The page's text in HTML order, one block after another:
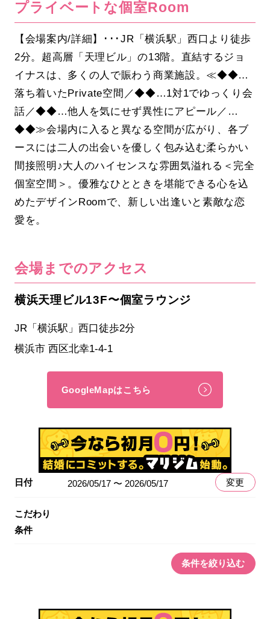
プライベートな個室Room
【会場案内/詳細】･･･JR「横浜駅」西口より徒歩
2分。超高層「天理ビル」の13階。直結するジョ
イナスは、多くの人で賑わう商業施設。≪◆◆…
落ち着いたPrivate空間／◆◆…1対1でゆっくり会
話／◆◆…他人を気にせず異性にアピール／…
◆◆≫会場内に入ると異なる空間が広がり、各ブ
ースには二人の出会いを優しく包み込む柔らかい
間接照明♪大人のハイセンスな雰囲気溢れる＜完全
個室空間＞。優雅なひとときを堪能できる心を込
めたデザインRoomで、新しい出逢いと素敵な恋
愛を。
会場までのアクセス
横浜天理ビル13F〜個室ラウンジ
JR「横浜駅」西口徒歩2分
横浜市 西区北幸1-4-1
GoogleMapはこちら
日付 2026/05/17 〜 2026/05/17 変更
こだわり
条件
条件を絞り込む